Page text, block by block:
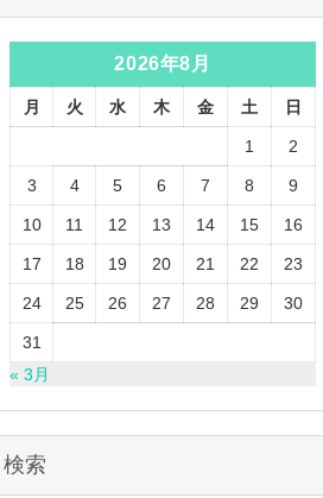
2026年8月
月 火 水 木 金 土 日
1 2
3 4 5 6 7 8 9
10 11 12 13 14 15 16
17 18 19 20 21 22 23
24 25 26 27 28 29 30
31
« 3月
検索